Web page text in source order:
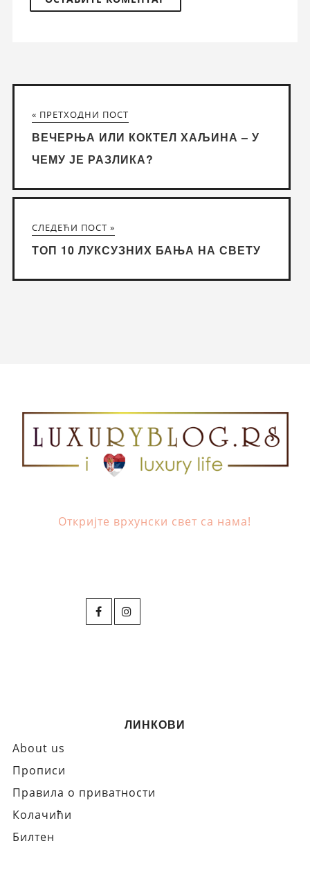
« ПРЕТХОДНИ ПОСТ
ВЕЧЕРЊА ИЛИ КОКТЕЛ ХАЉИНА – У
ЧЕМУ ЈЕ РАЗЛИКА?
СЛЕДЕЋИ ПОСТ »
ТОП 10 ЛУКСУЗНИХ БАЊА НА СВЕТУ
Откријте врхунски свет са нама!
ЛИНКОВИ
About us
Прописи
Правила о приватности
Колачићи
Билтен